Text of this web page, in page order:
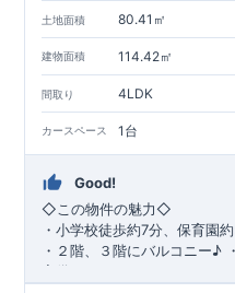
土地面積 80.41㎡
建物面積 114.42㎡
間取り 4LDK
カースペース 1台
Good!
◇ この物件の魅力◇
・小学校徒歩約7分、保育園約
・２階、３階にバルコニー♪
完備。